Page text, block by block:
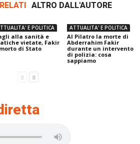
ALTRO DALL'AUTORE
E POLITICA
alla sanità e
vietate, Fakir
di Stato
ATTUALITA' E POLITICA
Al Pilatro la morte di
Abderrahim Fakir
durante un intervento
di polizia: cosa
sappiamo